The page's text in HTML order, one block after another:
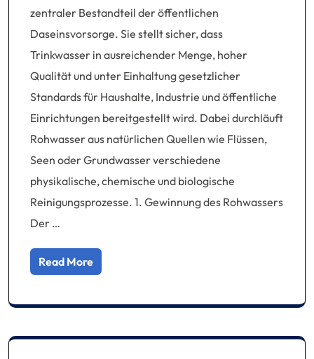
zentraler Bestandteil der öffentlichen
Daseinsvorsorge. Sie stellt sicher, dass
Trinkwasser in ausreichender Menge, hoher
Qualität und unter Einhaltung gesetzlicher
Standards für Haushalte, Industrie und öffentliche
Einrichtungen bereitgestellt wird. Dabei durchläuft
Rohwasser aus natürlichen Quellen wie Flüssen,
Seen oder Grundwasser verschiedene
physikalische, chemische und biologische
Reinigungsprozesse. 1. Gewinnung des Rohwassers
Der …
Read More